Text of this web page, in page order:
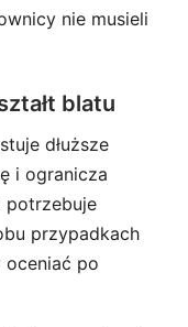
nie musieli
blatu
dłuższe
i ogranicza
potrzebuje
przypadkach
oceniać po